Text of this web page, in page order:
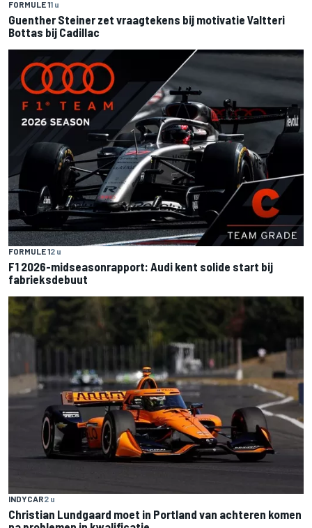
FORMULE 11 u
Guenther Steiner zet vraagtekens bij motivatie Valtteri
Bottas bij Cadillac
FORMULE 12 u
F1 2026-midseasonrapport: Audi kent solide start bij
fabrieksdebuut
INDYCAR2 u
Christian Lundgaard moet in Portland van achteren komen